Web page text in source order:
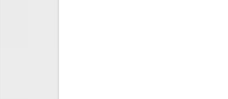
WWF India வழங்கும் Wild